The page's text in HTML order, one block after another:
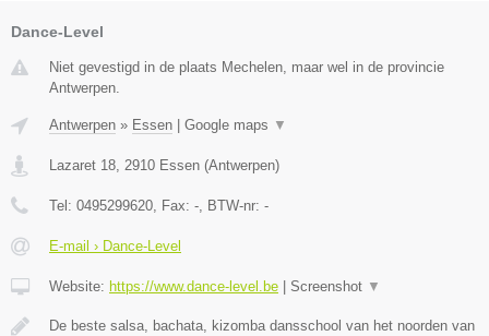
Dance-Level
Niet gevestigd in de plaats Mechelen, maar wel in de provincie
Antwerpen.
Antwerpen » Essen Google maps ▼
Lazaret 18, 2910 Essen (Antwerpen)
Tel: 0495299620, Fax: -, BTW-nr: -
E-mail › Dance-Level
Website: https://www.dance-level.be Screenshot ▼
De beste salsa, bachata, kizomba dansschool van het noorden van